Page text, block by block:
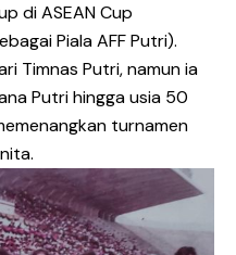
di ASEAN Cup
Piala AFF Putri).
Timnas Putri, namun ia
Putri hingga usia 50
turnamen